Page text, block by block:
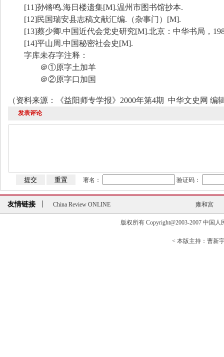
[11]孙锵鸣.海日楼遗集[M].温州市图书馆抄本.
[12]民国瑞安县志稿文献汇编. （杂事门） [M].
[13]蔡少卿.中国近代会党史研究[M].北京：中华书局，
[14]平山周 .中国秘密社会史[M].
字库未存字注释：
＠①原字土加羊
＠②原字口加国
（资料来源：《益阳师专学报》 2000年第4期 中华文史网 编
发表评论
署名： 验证码：
友情链接 China Review ONLINE
雍和宫
版权所有 Copyright@2003-2007 中国
< 本版主持：曹新